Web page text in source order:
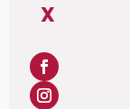
X